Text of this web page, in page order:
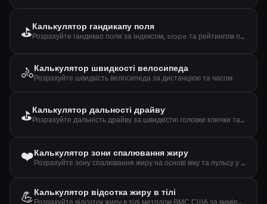
⛳Калькулятор гандикапу поля
Розрахуйте гандикап поля за індексом, slope та рейтингом поля
🚴Калькулятор швидкості велосипеда
Розрахуйте швидкість велосипеда за дистанцією та часом
⛳Калькулятор дальності драйву
Розрахуйте дальність драйву за швидкістю головки ключки та smash factor
❤️Калькулятор зони спалювання жиру
Розрахуйте зону спалювання жиру на основі віку та пульсу у спокої
💪Калькулятор відсотка жиру в тілі